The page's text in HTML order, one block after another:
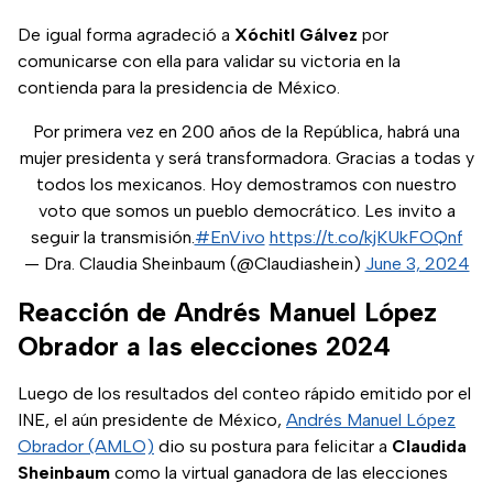
De igual forma agradeció a Xóchitl Gálvez por
comunicarse con ella para validar su victoria en la
contienda para la presidencia de México.
Por primera vez en 200 años de la República, habrá una
mujer presidenta y será transformadora. Gracias a todas y
todos los mexicanos. Hoy demostramos con nuestro
voto que somos un pueblo democrático. Les invito a
seguir la transmisión. #EnVivo https://t.co/kjKUkFOQnf
— Dra. Claudia Sheinbaum (@Claudiashein) June 3, 2024
Reacción de Andrés Manuel López
Obrador a las elecciones 2024
Luego de los resultados del conteo rápido emitido por el
INE, el aún presidente de México, Andrés Manuel López
Obrador (AMLO) dio su postura para felicitar a Claudida
Sheinbaum como la virtual ganadora de las elecciones